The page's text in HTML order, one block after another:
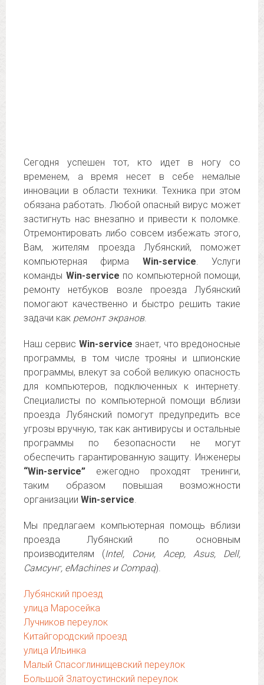
Сегодня успешен тот, кто идет в ногу со
временем, а время несет в себе немалые
инновации в области техники. Техника при этом
обязана работать. Любой опасный вирус может
застигнуть нас внезапно и привести к поломке.
Отремонтировать либо совсем избежать этого,
Вам, жителям проезда Лубянский, поможет
компьютерная фирма Win-service. Услуги
команды Win-service по компьютерной помощи,
ремонту нетбуков возле проезда Лубянский
помогают качественно и быстро решить такие
задачи как ремонт экранов.
Наш сервис Win-service знает, что вредоносные
программы, в том числе трояны и шпионские
программы, влекут за собой великую опасность
для компьютеров, подключенных к интернету.
Специалисты по компьютерной помощи вблизи
проезда Лубянский помогут предупредить все
угрозы вручную, так как антивирусы и остальные
программы по безопасности не могут
обеспечить гарантированную защиту. Инженеры
“Win-service” ежегодно проходят тренинги,
таким образом повышая возможности
организации Win-service.
Мы предлагаем компьютерная помощь вблизи
проезда Лубянский по основным
производителям (Intel, Сони, Асер, Asus, Dell,
Самсунг, eMachines и Compaq).
Лубянский проезд
улица Маросейка
Лучников переулок
Китайгородский проезд
улица Ильинка
Малый Спасоглинищевский переулок
Большой Златоустинский переулок